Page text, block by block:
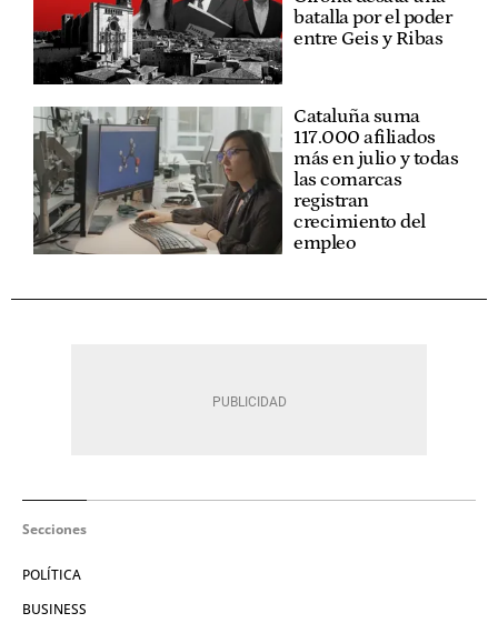
batalla por el poder
entre Geis y Ribas
Cataluña suma
117.000 afiliados
más en julio y todas
las comarcas
registran
crecimiento del
empleo
Secciones
POLÍTICA
BUSINESS